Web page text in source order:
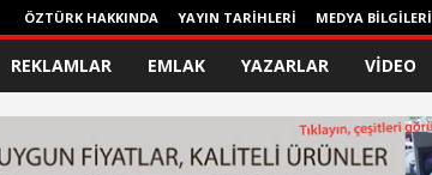
ÖZTÜRK HAKKINDA YAYIN TARİHLERİ MEDYA BİLGİLERİ
REKLAMLAR EMLAK YAZARLAR VİDEO